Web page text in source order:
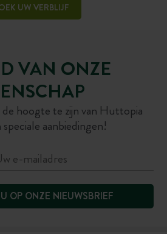
UW VERBLIJF
VAN ONZE
hoogte te zijn van Huttopia
speciale aanbiedingen!
OP ONZE NIEUWSBRIEF